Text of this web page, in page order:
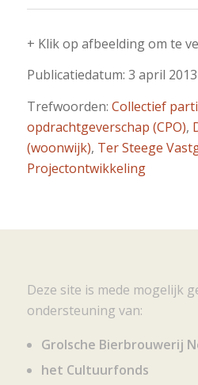
+ Klik op afbeelding om te
Publicatiedatum: 3 april 2013
Trefwoorden: Collectief
opdrachtgeverschap (CPO),
(woonwijk), Ter Steege
Projectontwikkeling
Deze site is mede mogelijk
ondersteuning van:
Grolsche Bierbrouwerij
het Cultuurfonds